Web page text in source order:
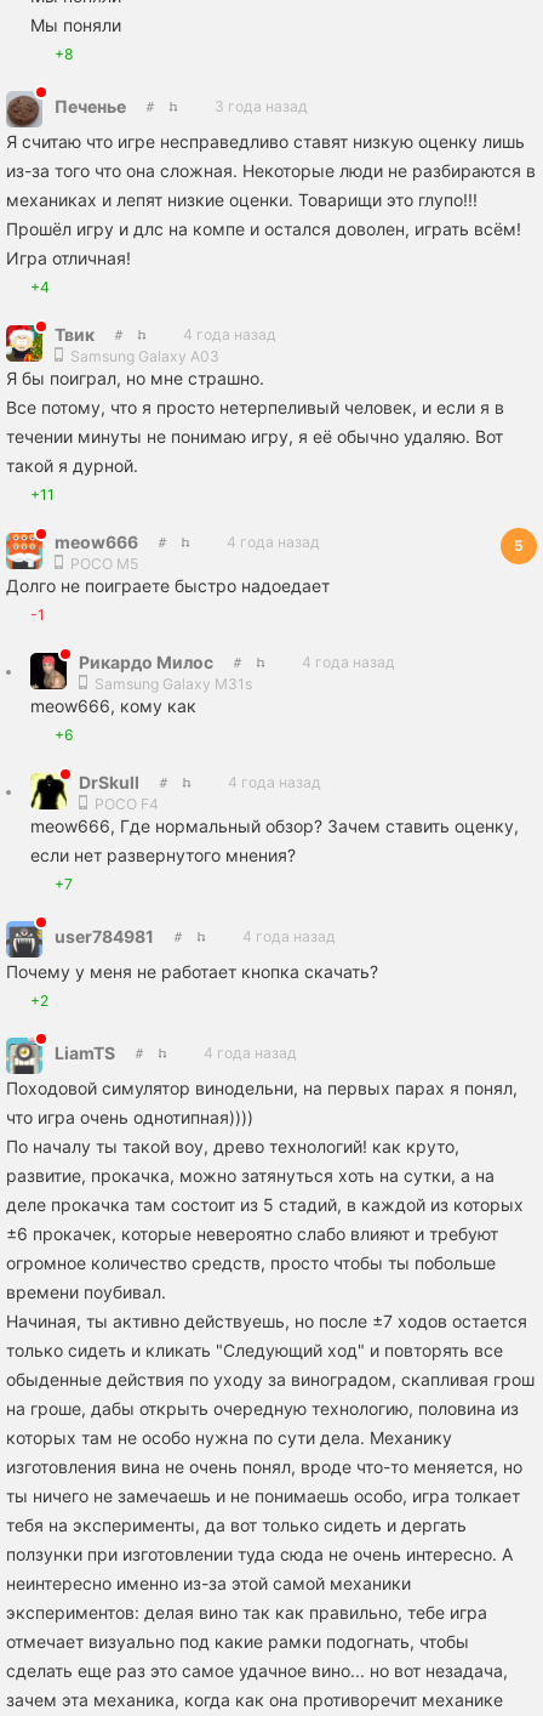
Мы поняли
+8
Печенье 3 года назад
Я считаю что игре несправедливо ставят низкую оценку лишь
из-за того что она сложная. Некоторые люди не разбираются в
механиках и лепят низкие оценки. Товарищи это глупо!!!
Прошëл игру и длс на компе и остался доволен, играть всём!
Игра отличная!
+4
Твик
4 года назад
Samsung Galaxy A03
Я бы поиграл, но мне страшно.
Все потому, что я просто нетерпеливый человек, и если я в
течении минуты не понимаю игру, я её обычно удаляю. Вот
такой я дурной.
+11
meow666
4 года назад
POCO M5
5
Долго не поиграете быстро надоедает
-1
Рикардо Милос
4 года назад
Samsung Galaxy M31s
meow666, кому как
+6
DrSkull
4 года назад
POCO F4
meow666, Где нормальный обзор? Зачем ставить оценку,
если нет развернутого мнения?
+7
user784981 4 года назад
Почему у меня не работает кнопка скачать?
+2
LiamTS 4 года назад
Походовой симулятор винодельни, на первых парах я понял,
что игра очень однотипная))))
По началу ты такой воу, древо технологий! как круто,
развитие, прокачка, можно затянуться хоть на сутки, а на
деле прокачка там состоит из 5 стадий, в каждой из которых
±6 прокачек, которые невероятно слабо влияют и требуют
огромное количество средств, просто чтобы ты побольше
времени поубивал.
Начиная, ты активно действуешь, но после ±7 ходов остается
только сидеть и кликать "Следующий ход" и повторять все
обыденные действия по уходу за виноградом, скапливая грош
на гроше, дабы открыть очередную технологию, половина из
которых там не особо нужна по сути дела. Механику
изготовления вина не очень понял, вроде что-то меняется, но
ты ничего не замечаешь и не понимаешь особо, игра толкает
тебя на эксперименты, да вот только сидеть и дергать
ползунки при изготовлении туда сюда не очень интересно. А
неинтересно именно из-за этой самой механики
экспериментов: делая вино так как правильно, тебе игра
отмечает визуально под какие рамки подогнать, чтобы
сделать еще раз это самое удачное вино... но вот незадача,
зачем эта механика, когда как она противоречит механике